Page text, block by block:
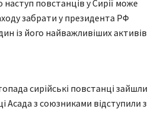
наступ повстанців у Сирії може
забрати у президента РФ
із його найважливіших активів
сирійські повстанці зайшли
Асада з союзниками відступили з